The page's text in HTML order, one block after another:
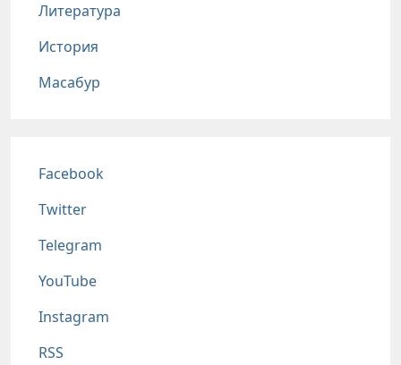
Литература
История
Масабур
Соц сети
Facebook
Twitter
Telegram
YouTube
Instagram
RSS